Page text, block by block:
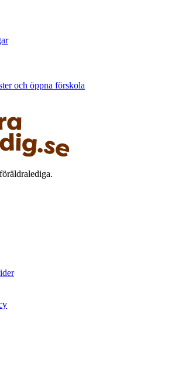
och öppna förskola